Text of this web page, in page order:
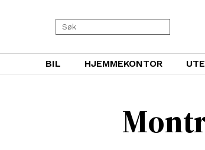
BIL HJEMMEKONTOR